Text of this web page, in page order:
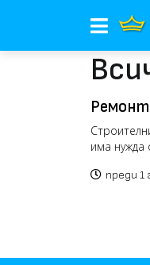
що
има нужда
преди 1